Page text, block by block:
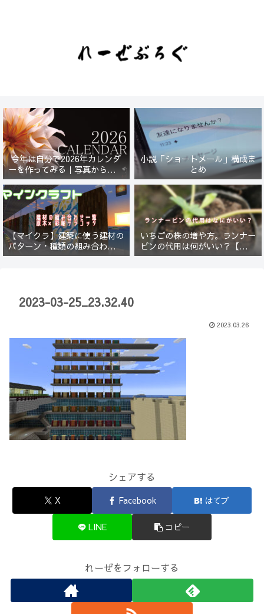
今年は自分で2026年カレンダ
ーを作ってみる｜写真から始ま
る小さなプロジェクト【一灯
花】
小説「ショートメール」構成ま
とめ
【マイクラ】建築に使う建材の
パターン・種類の組み合わせ一
覧！原木×彩釉テラコッタ編
いちごの株の増や方。ランナー
ピンの代用は何がいい？【５年
放置したイチゴは復活するの
2023-03-25_23.32.40
2023.03.26
シェアする
X Facebook はてブ
LINE コピー
れーぜをフォローする